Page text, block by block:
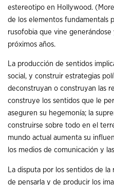
estereotipo en Hollywood.
de los elementos fundamentals
rusofobia que vine
próximos años.
La producción de sentidos
social, y construir estrategias
deconstruyan o construyan las
construye los sentidos que le
aseguren su hegemonía; la
construirse sobre todo en el
mundo actual aumenta su
los medios de comunicación y
La disputa por los sentidos de
de pensarla y de producir los